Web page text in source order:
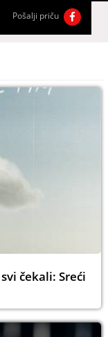
Pošalji priču
čekali: Sreći